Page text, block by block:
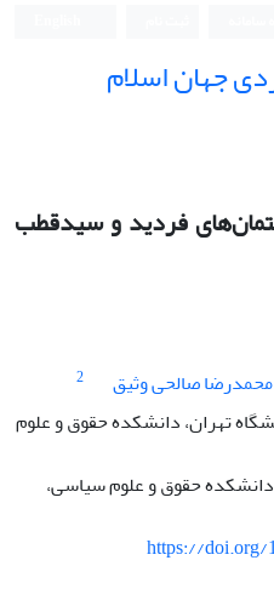
جهان اسلام
فردید و سیدقطب
محمدرضا صالحی وثیق
2
تهران، دانشکده حقوق و علوم
حقوق و علوم سیاسی،
https://doi.org/